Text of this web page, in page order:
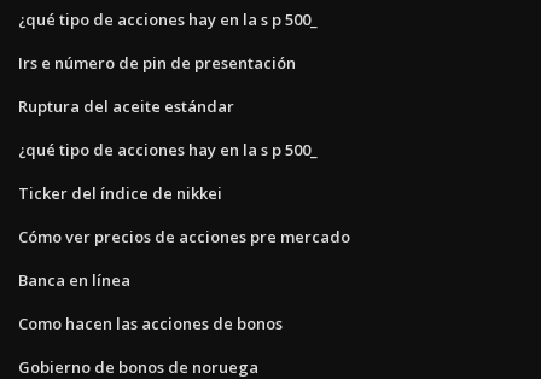
¿qué tipo de acciones hay en la s p 500_
Irs e número de pin de presentación
Ruptura del aceite estándar
¿qué tipo de acciones hay en la s p 500_
Ticker del índice de nikkei
Cómo ver precios de acciones pre mercado
Banca en línea
Como hacen las acciones de bonos
Gobierno de bonos de noruega